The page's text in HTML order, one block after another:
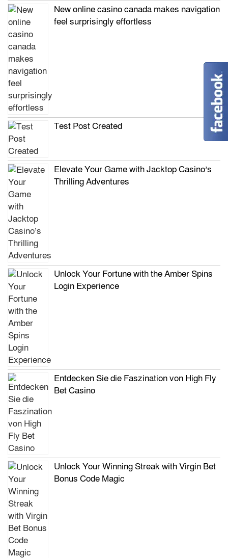
New online casino canada makes navigation
feel surprisingly effortless
Test Post Created
Elevate Your Game with Jacktop Casino’s
Thrilling Adventures
Unlock Your Fortune with the Amber Spins
Login Experience
Entdecken Sie die Faszination von High Fly
Bet Casino
Unlock Your Winning Streak with Virgin Bet
Bonus Code Magic